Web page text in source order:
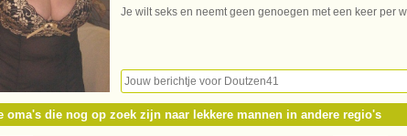
Je wilt seks en neemt geen genoegen met een keer per
oma's die nog op zoek zijn naar lekkere mannen in andere regio's